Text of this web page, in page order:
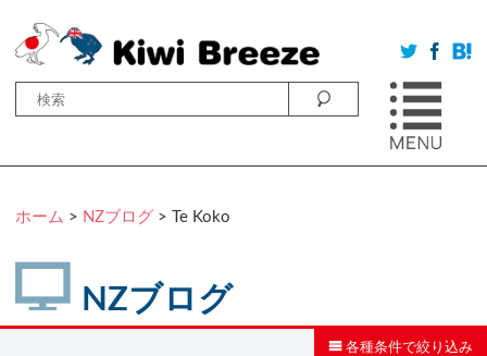
ホーム > NZブログ > Te Koko
NZブログ
各種条件で絞り込み